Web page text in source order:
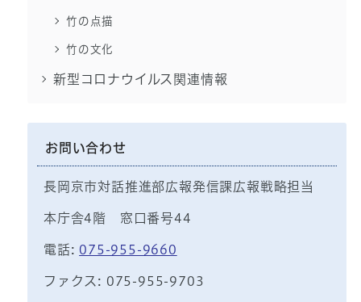
竹の点描
竹の文化
新型コロナウイルス関連情報
お問い合わせ
長岡京市対話推進部広報発信課広報戦略担当
本庁舎4階 窓口番号44
電話: 075-955-9660
ファクス: 075-955-9703